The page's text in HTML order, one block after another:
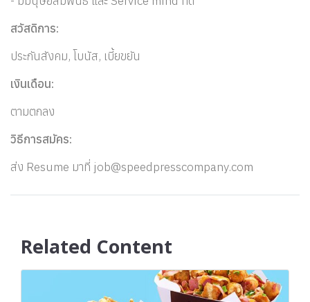
สวัสดิการ:
ประกันสังคม, โบนัส, เบี้ยขยัน
เงินเดือน:
ตามตกลง
วิธีการสมัคร:
ส่ง Resume มาที่ job@speedpresscompany.com
Related Content